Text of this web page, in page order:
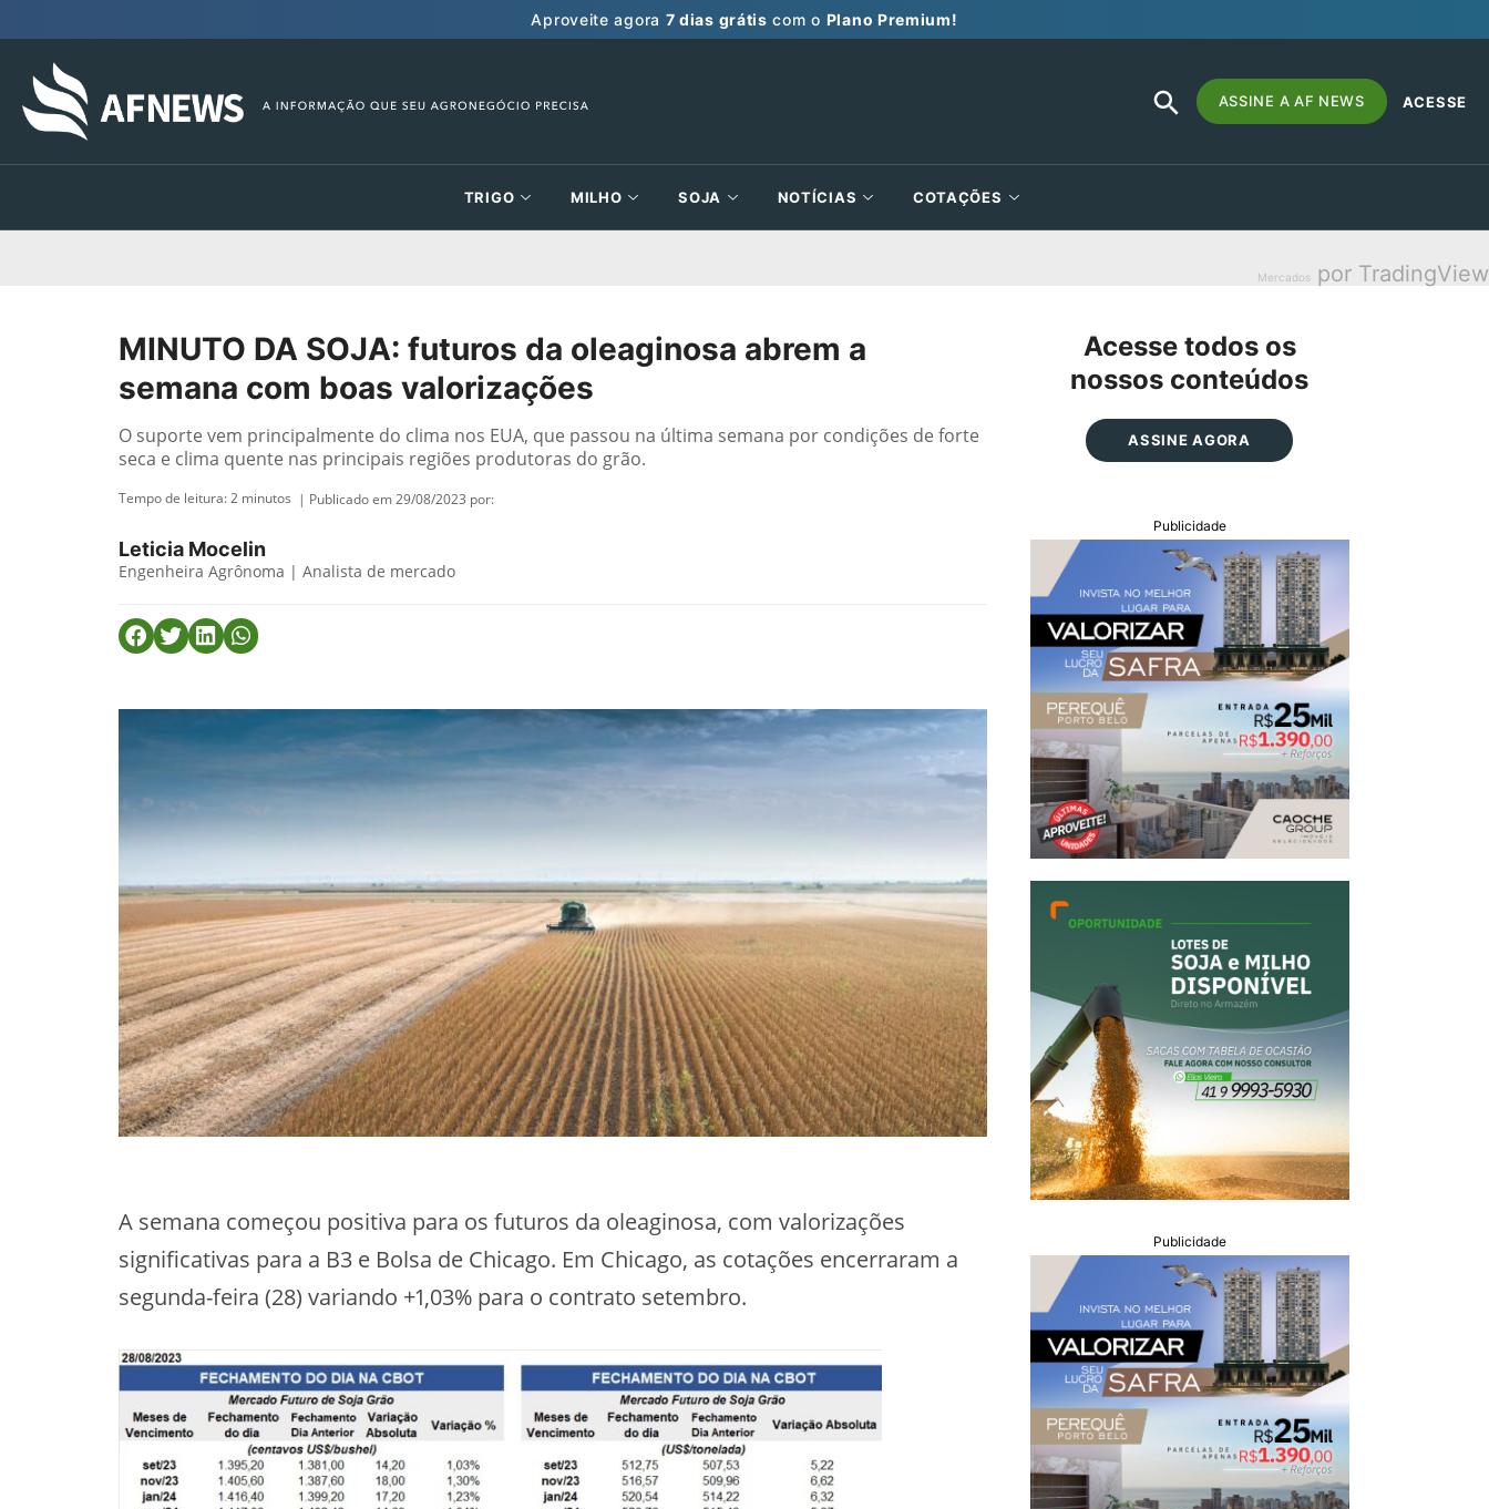
Aproveite agora 7 dias grátis com o Plano Premium!
Search
for:
SEARCH
BUTTON
ASSINE A AF NEWS ACESSE
TRIGO MILHO SOJA NOTÍCIAS COTAÇÕES
Mercados por TradingView
MINUTO DA SOJA: futuros da oleaginosa abrem a
semana com boas valorizações
O suporte vem principalmente do clima nos EUA, que passou na última semana por condições de forte
seca e clima quente nas principais regiões produtoras do grão.
Tempo de leitura:2 minutos | Publicado em 29/08/2023 por:
Leticia Mocelin
Engenheira Agrônoma | Analista de mercado
A semana começou positiva para os futuros da oleaginosa, com valorizações
significativas para a B3 e Bolsa de Chicago. Em Chicago, as cotações encerraram a
segunda-feira (28) variando +1,03% para o contrato setembro.
Acesse todos os
nossos conteúdos
ASSINE AGORA
Publicidade
Publicidade